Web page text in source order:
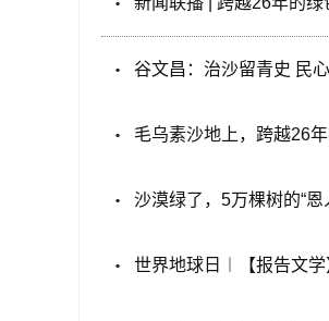
谷文昌：治沙留青史 民
毛乌素沙地上，跨越26
沙漠绿了，5万棵树的“恩
世界地球日︱【报告文